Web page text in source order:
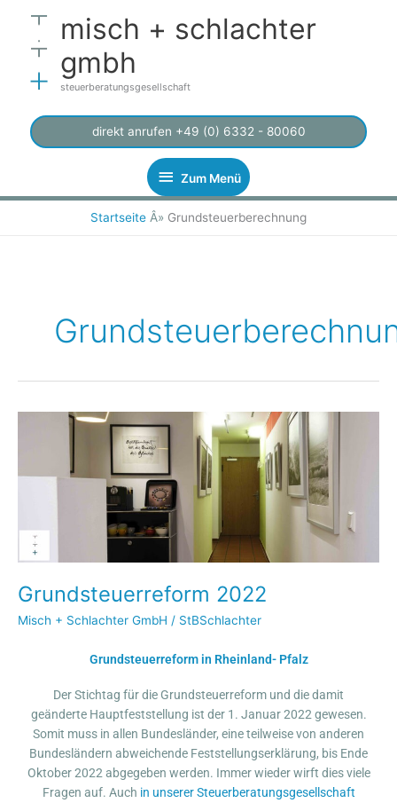
springen
misch + schlachter
gmbh
steuerberatungsgesellschaft
Zum Menü
direkt anrufen +49 (0) 6332 - 80060
Startseite Â» Grundsteuerberechnung
Grundsteuerreform 2022
Misch + Schlachter GmbH / StBSchlachter
Grundsteuerreform in Rheinland- Pfalz
Der Stichtag für die Grundsteuerreform und die damit
geänderte Hauptfeststellung ist der 1. Januar 2022 gewesen.
Somit muss in allen Bundesländer, eine teilweise von anderen
Bundesländern abweichende Feststellungserklärung, bis Ende
Oktober 2022 abgegeben werden. Immer wieder wirft dies viele
Fragen auf. Auch in unserer Steuerberatungsgesellschaft
Grundsteuerreform